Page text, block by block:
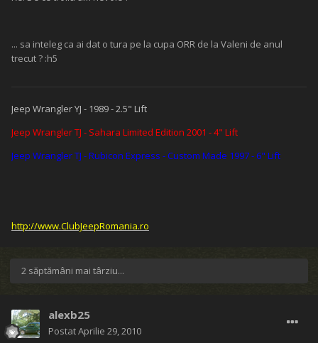
... sa inteleg ca ai dat o tura pe la cupa ORR de la Valeni de anul
trecut ? :h5
Jeep Wrangler YJ - 1989 - 2.5" Lift
Jeep Wrangler TJ - Sahara Limited Edition 2001 - 4" Lift
Jeep Wrangler TJ - Rubicon Express - Custom Made 1997 - 6" Lift
http://www.ClubJeepRomania.ro
2 săptămâni mai târziu...
alexb25
PostatAprilie 29, 2010